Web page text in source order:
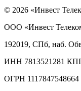
© 2026 «Инвест
ООО «Инвест
192019, СПб, наб.
ИНН 7813521281
ОГРН 1117847548664